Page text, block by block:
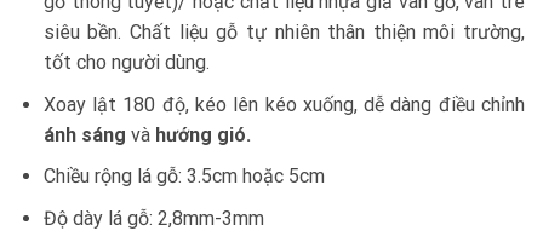
siêu bền. Chất liệu gỗ tự nhiên thân thiện môi trường,
tốt cho người dùng.
Xoay lật 180 độ, kéo lên kéo xuống, dễ dàng điều chỉnh
ánh sáng và hướng gió.
Chiều rộng lá gỗ: 3.5cm hoặc 5cm
Độ dày lá gỗ: 2,8mm-3mm